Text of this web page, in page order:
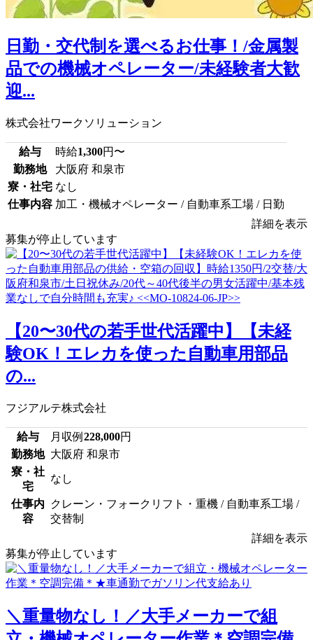
日勤・交代制を選べるお仕事！/金属製
品での機械オペレーター/未経験者大歓
迎...
株式会社ワークソリューション
給与 時給1,300円〜
勤務地
大阪府 和泉市
寮・社宅 なし
仕事内容 加工・機械オペレーター / 自動車系工場 / 日勤
詳細を表示
募集が停止しています
【20〜30代の若手世代活躍中】【未経
験OK！エレカを使った自動車用部品
の...
フジアルテ株式会社
給与 月収例 228,000円
勤務地 大阪府 和泉市
寮・社
宅
なし
仕事内
容
クレーン・フォークリフト・重機 / 自動車系工場 /
交替制
詳細を表示
募集が停止しています
＼重量物なし！／大手メーカーで組